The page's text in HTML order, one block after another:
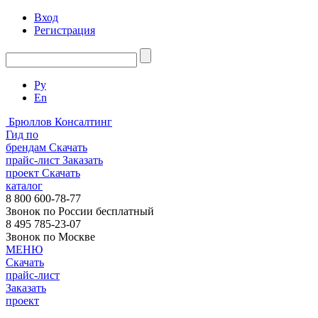
Вход
Регистрация
Ру
En
Брюллов Консалтинг
Гид по
брендам Скачать
прайс-лист Заказать
проект Скачать
каталог
8 800 600-78-77
Звонок по России бесплатный
8 495 785-23-07
Звонок по Москве
МЕНЮ
Скачать
прайс-лист
Заказать
проект